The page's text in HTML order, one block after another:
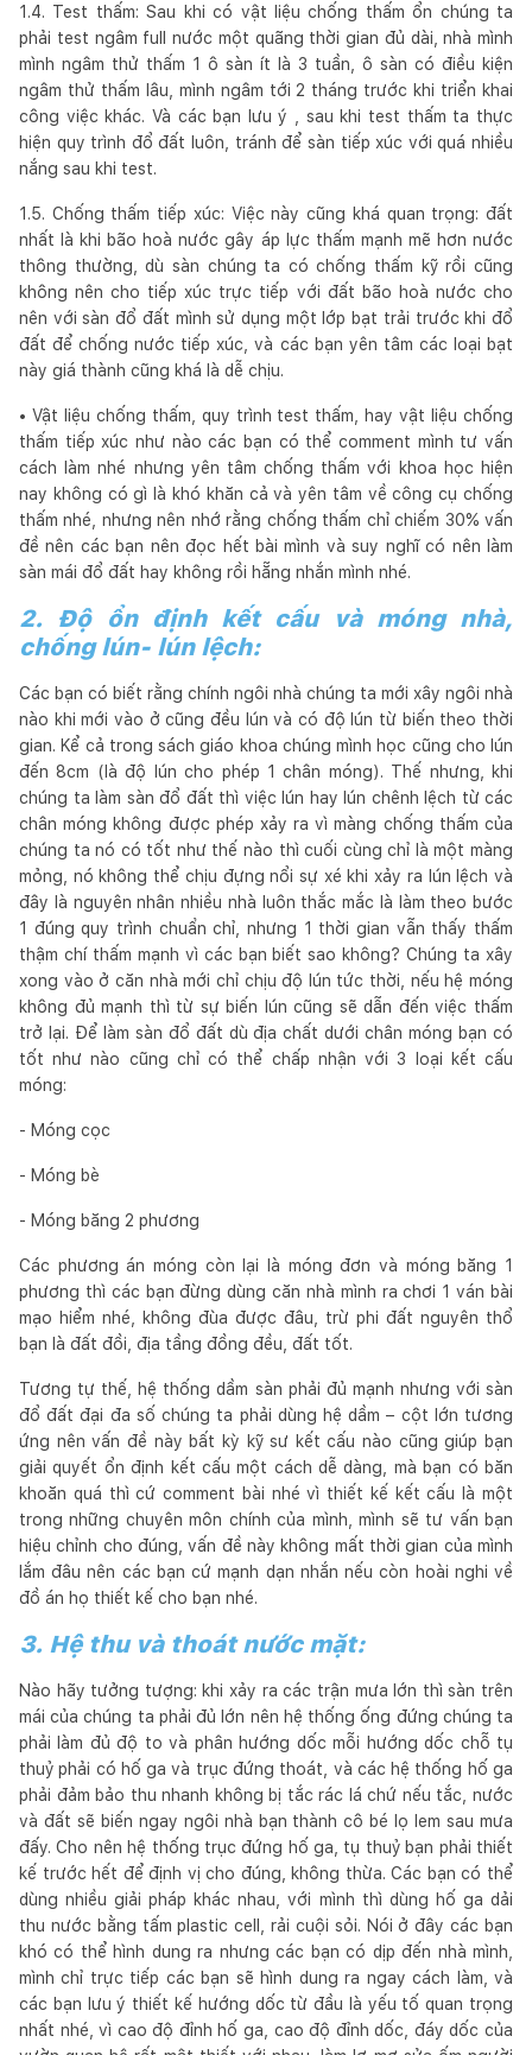
1.4. Test thấm: Sau khi có vật liệu chống thấm ổn chúng ta
phải test ngâm full nước một quãng thời gian đủ dài, nhà mình
mình ngâm thử thấm 1 ô sàn ít là 3 tuần, ô sàn có điều kiện
ngâm thử thấm lâu, mình ngâm tới 2 tháng trước khi triển khai
công việc khác. Và các bạn lưu ý , sau khi test thấm ta thực
hiện quy trình đổ đất luôn, tránh để sàn tiếp xúc với quá nhiều
nắng sau khi test.
1.5. Chống thấm tiếp xúc: Việc này cũng khá quan trọng: đất
nhất là khi bão hoà nước gây áp lực thấm mạnh mẽ hơn nước
thông thường, dù sàn chúng ta có chống thấm kỹ rồi cũng
không nên cho tiếp xúc trực tiếp với đất bão hoà nước cho
nên với sàn đổ đất mình sử dụng một lớp bạt trải trước khi đổ
đất để chống nước tiếp xúc, và các bạn yên tâm các loại bạt
này giá thành cũng khá là dễ chịu.
• Vật liệu chống thấm, quy trình test thấm, hay vật liệu chống
thấm tiếp xúc như nào các bạn có thể comment mình tư vấn
cách làm nhé nhưng yên tâm chống thấm với khoa học hiện
nay không có gì là khó khăn cả và yên tâm về công cụ chống
thấm nhé, nhưng nên nhớ rằng chống thấm chỉ chiếm 30% vấn
đề nên các bạn nên đọc hết bài mình và suy nghĩ có nên làm
sàn mái đổ đất hay không rồi hẵng nhắn mình nhé.
2. Độ ổn định kết cấu và móng nhà,
chống lún- lún lệch:
Các bạn có biết rằng chính ngôi nhà chúng ta mới xây ngôi nhà
nào khi mới vào ở cũng đều lún và có độ lún từ biến theo thời
gian. Kể cả trong sách giáo khoa chúng mình học cũng cho lún
đến 8cm (là độ lún cho phép 1 chân móng). Thế nhưng, khi
chúng ta làm sàn đổ đất thì việc lún hay lún chênh lệch từ các
chân móng không được phép xảy ra vì màng chống thấm của
chúng ta nó có tốt như thế nào thì cuối cùng chỉ là một màng
mỏng, nó không thể chịu đựng nổi sự xé khi xảy ra lún lệch và
đây là nguyên nhân nhiều nhà luôn thắc mắc là làm theo bước
1 đúng quy trình chuẩn chỉ, nhưng 1 thời gian vẫn thấy thấm
thậm chí thấm mạnh vì các bạn biết sao không? Chúng ta xây
xong vào ở căn nhà mới chỉ chịu độ lún tức thời, nếu hệ móng
không đủ mạnh thì từ sự biến lún cũng sẽ dẫn đến việc thấm
trở lại. Để làm sàn đổ đất dù địa chất dưới chân móng bạn có
tốt như nào cũng chỉ có thể chấp nhận với 3 loại kết cấu
móng:
- Móng cọc
- Móng bè
- Móng băng 2 phương
Các phương án móng còn lại là móng đơn và móng băng 1
phương thì các bạn đừng dùng căn nhà mình ra chơi 1 ván bài
mạo hiểm nhé, không đùa được đâu, trừ phi đất nguyên thổ
bạn là đất đồi, địa tầng đồng đều, đất tốt.
Tương tự thế, hệ thống dầm sàn phải đủ mạnh nhưng với sàn
đổ đất đại đa số chúng ta phải dùng hệ dầm – cột lớn tương
ứng nên vấn đề này bất kỳ kỹ sư kết cấu nào cũng giúp bạn
giải quyết ổn định kết cấu một cách dễ dàng, mà bạn có băn
khoăn quá thì cứ comment bài nhé vì thiết kế kết cấu là một
trong những chuyên môn chính của mình, mình sẽ tư vấn bạn
hiệu chỉnh cho đúng, vấn đề này không mất thời gian của mình
lắm đâu nên các bạn cứ mạnh dạn nhắn nếu còn hoài nghi về
đồ án họ thiết kế cho bạn nhé.
3. Hệ thu và thoát nước mặt:
Nào hãy tưởng tượng: khi xảy ra các trận mưa lớn thì sàn trên
mái của chúng ta phải đủ lớn nên hệ thống ống đứng chúng ta
phải làm đủ độ to và phân hướng dốc mỗi hướng dốc chỗ tụ
thuỷ phải có hố ga và trục đứng thoát, và các hệ thống hố ga
phải đảm bảo thu nhanh không bị tắc rác lá chứ nếu tắc, nước
và đất sẽ biến ngay ngôi nhà bạn thành cô bé lọ lem sau mưa
đấy. Cho nên hệ thống trục đứng hố ga, tụ thuỷ bạn phải thiết
kế trước hết để định vị cho đúng, không thừa. Các bạn có thể
dùng nhiều giải pháp khác nhau, với mình thì dùng hố ga dải
thu nước bằng tấm plastic cell, rải cuội sỏi. Nói ở đây các bạn
khó có thể hình dung ra nhưng các bạn có dịp đến nhà mình,
mình chỉ trực tiếp các bạn sẽ hình dung ra ngay cách làm, và
các bạn lưu ý thiết kế hướng dốc từ đầu là yếu tố quan trọng
nhất nhé, vì cao độ đỉnh hố ga, cao độ đỉnh dốc, đáy dốc của